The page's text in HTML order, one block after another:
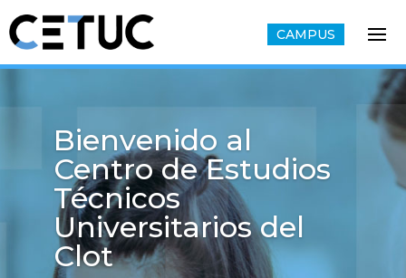
CAMPUS
Bienvenido al
Centro de Estudios
Técnicos
Universitariosdel
Clot